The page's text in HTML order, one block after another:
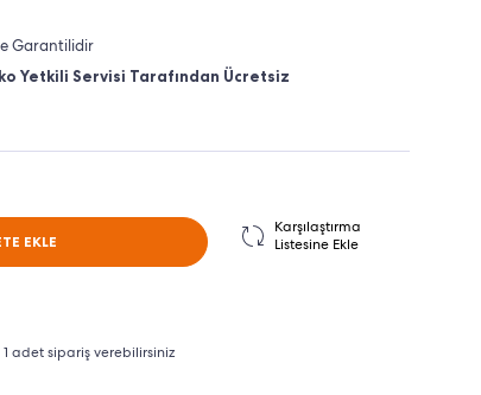
Garantilidir
Yetkili Servisi Tarafından Ücretsiz
EKLE
Karşılaştırma
Listesine Ekle
adet sipariş verebilirsiniz